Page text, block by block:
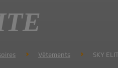
Vëtements SKY